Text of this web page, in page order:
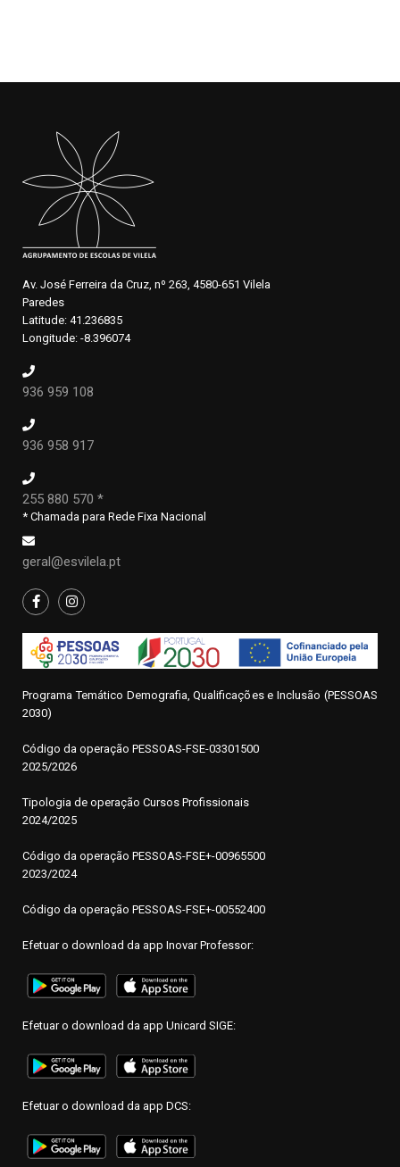
Av. José Ferreira da Cruz, nº 263, 4580-651 Vilela
Paredes
Latitude: 41.236835
Longitude: -8.396074
936 959 108
936 958 917
255 880 570 *
* Chamada para Rede Fixa Nacional
geral@esvilela.pt
Programa Temático Demografia, Qualificações e Inclusão (PESSOAS
2030)
Código da operação PESSOAS-FSE-03301500
2025/2026
Tipologia de operação Cursos Profissionais
2024/2025
Código da operação PESSOAS-FSE+-00965500
2023/2024
Código da operação PESSOAS-FSE+-00552400
Efetuar o download da app Inovar Professor:
Efetuar o download da app Unicard SIGE:
Efetuar o download da app DCS: